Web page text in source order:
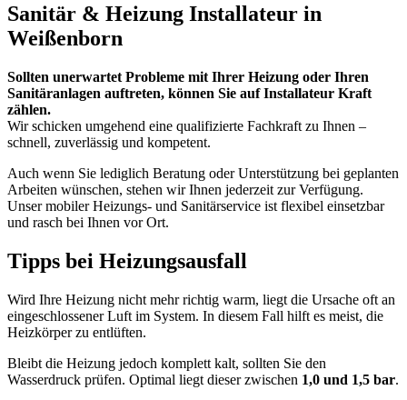
Sanitär & Heizung Installateur in
Weißenborn
Sollten unerwartet Probleme mit Ihrer Heizung oder Ihren
Sanitäranlagen auftreten, können Sie auf Installateur Kraft
zählen.
Wir schicken umgehend eine qualifizierte Fachkraft zu Ihnen –
schnell, zuverlässig und kompetent.
Auch wenn Sie lediglich Beratung oder Unterstützung bei geplanten
Arbeiten wünschen, stehen wir Ihnen jederzeit zur Verfügung.
Unser mobiler Heizungs- und Sanitärservice ist flexibel einsetzbar
und rasch bei Ihnen vor Ort.
Tipps bei Heizungsausfall
Wird Ihre Heizung nicht mehr richtig warm, liegt die Ursache oft an
eingeschlossener Luft im System. In diesem Fall hilft es meist, die
Heizkörper zu entlüften.
Bleibt die Heizung jedoch komplett kalt, sollten Sie den
Wasserdruck prüfen. Optimal liegt dieser zwischen 1,0 und 1,5 bar.